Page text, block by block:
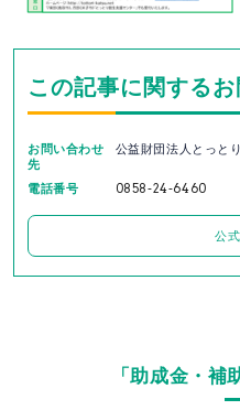
この記事に関する
お問い合わせ
先
公益財団法人とっと
電話番号 0858-24-6460
公
「助成金・補